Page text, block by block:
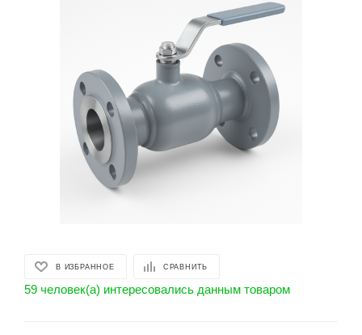
В ИЗБРАННОЕ СРАВНИТЬ
59 человек(а) интересовались данным товаром